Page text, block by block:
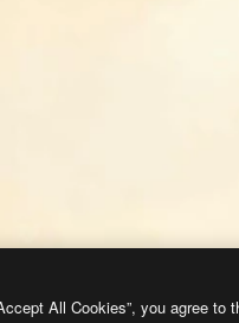
собственный с помощью
All Cookies”, you agree